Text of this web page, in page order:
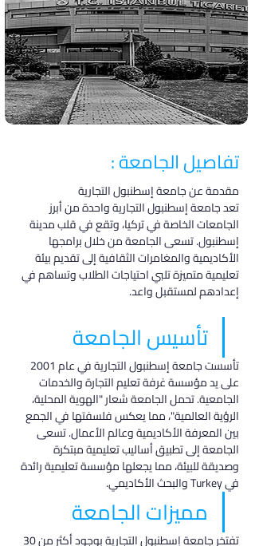
تفاصيل الجامعة :
مقدمة عن جامعة إسطنبول التجارية
تعد جامعة إسطنبول التجارية واحدة من أبرز
الجامعات الخاصة في تركيا، وتقع في قلب مدينة
إسطنبول. تسعى الجامعة من خلال برامجها
الأكاديمية والمغامرات الثقافية إلى تقديم بيئة
تعليمية متميزة تلبي احتياجات الطلاب وتساهم في
إعدادهم لمستقبل واعد.
تأسيس الجامعة
على يد مؤسسة غرفة تعليم التجارة والخدمات
الجامعية. تحمل الجامعة شعار "الهوية المحلية،
الرؤية العالمية"، مما يعكس فلسفتها في الجمع
بين المعرفة الأكاديمية وعالم الأعمال. تسعى
الجامعة إلى تطبيق أساليب تعليمية مبتكرة
وصديقة للبيئة، مما يجعلها مؤسسة تعليمية رائدة
في Turkey والبحث الأكاديمي.
مميزات الجامعة